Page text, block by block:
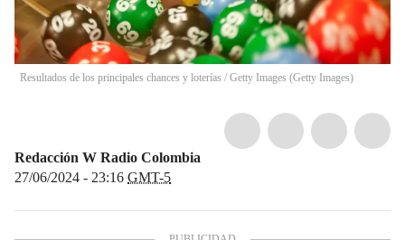
Resultados de los principales chances y loterías / Getty Images (Getty Images)
Redacción W Radio Colombia
27/06/2024 - 23:16 GMT-5